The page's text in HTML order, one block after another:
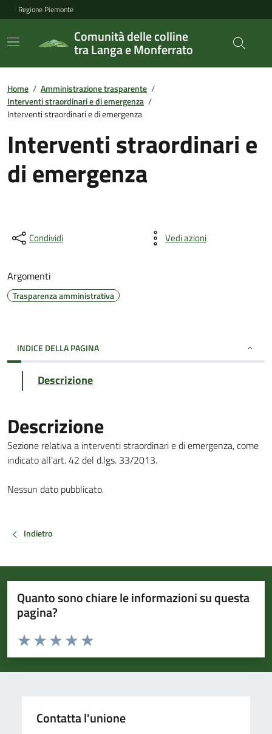
Regione Piemonte
Comunità delle colline
tra Langa e Monferrato
Home / Amministrazione trasparente /
Interventi straordinari e di emergenza /
Interventi straordinari e di emergenza
Interventi straordinari e
di emergenza
Condividi Vedi azioni
Argomenti
Trasparenza amministrativa
INDICE DELLA PAGINA
Descrizione
Descrizione
Sezione relativa a interventi straordinari e di emergenza, come
indicato all'art. 42 del d.lgs. 33/2013.
Nessun dato pubblicato.
Indietro
Quanto sono chiare le informazioni su questa
pagina?
Valuta da 1 a 5 stelle la pagina
Valuta 5 stelle su 5
Valuta 4 stelle su 5
Valuta 3 stelle su 5
Valuta 2 stelle su 5
Valuta 1 stelle su 5
Contatta l'unione